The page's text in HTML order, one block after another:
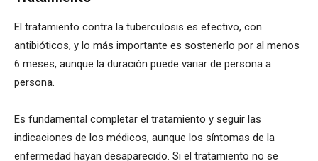
El tratamiento contra la tuberculosis es efectivo, con
antibióticos, y lo más importante es sostenerlo por al menos
6 meses, aunque la duración puede variar de persona a
persona.
Es fundamental completar el tratamiento y seguir las
indicaciones de los médicos, aunque los síntomas de la
enfermedad hayan desaparecido. Si el tratamiento no se